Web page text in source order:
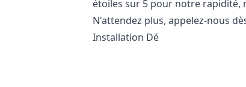
étoiles sur 5 pour notre rapidité,
N'attendez plus, appelez-nous
Installation Dé